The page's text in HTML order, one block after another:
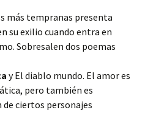
más tempranas presenta
su exilio cuando entra en
Sobresalen dos poemas
y El diablo mundo. El amor es
pero también es
ciertos personajes